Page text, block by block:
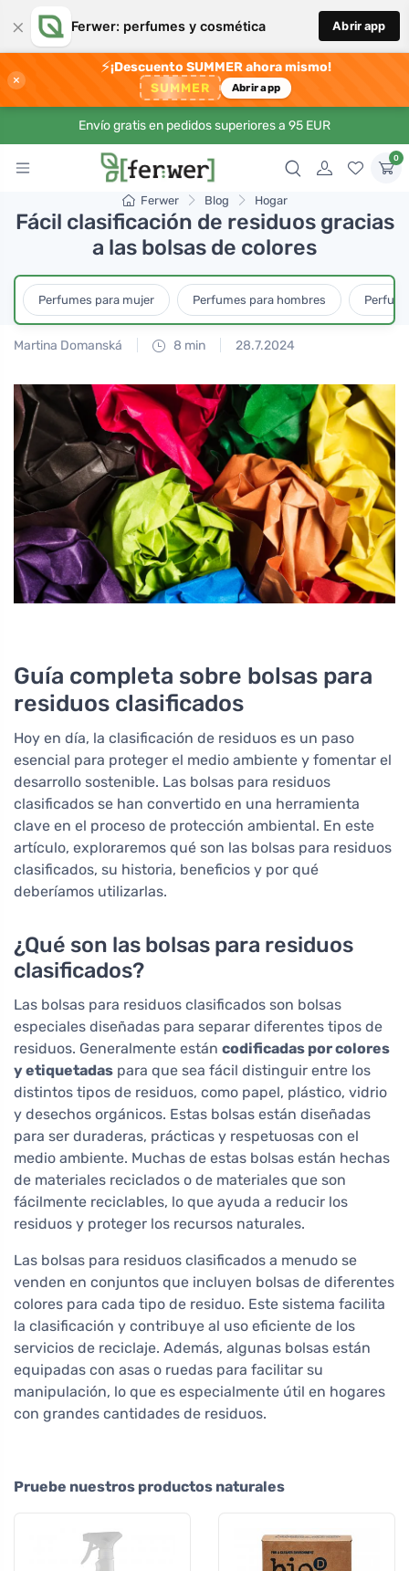
× Ferwer: perfumes y cosmética Abrir app
×
⚡¡Descuento SUMMER ahora mismo!
SUMMER Abrir app
Envío gratis en pedidos superiores a 95 EUR
0
Ferwer Blog Hogar
Fácil clasificación de residuos gracias
a las bolsas de colores
Perfumes para mujer Perfumes para hombres
Martina Domanská 8 min 28.7.2024
Guía completa sobre bolsas para
residuos clasificados
Hoy en día, la clasificación de residuos es un paso
esencial para proteger el medio ambiente y fomentar el
desarrollo sostenible. Las bolsas para residuos
clasificados se han convertido en una herramienta
clave en el proceso de protección ambiental. En este
artículo, exploraremos qué son las bolsas para residuos
clasificados, su historia, beneficios y por qué
deberíamos utilizarlas.
¿Qué son las bolsas para residuos
clasificados?
Las bolsas para residuos clasificados son bolsas
especiales diseñadas para separar diferentes tipos de
residuos. Generalmente están codificadas por colores
y etiquetadas para que sea fácil distinguir entre los
distintos tipos de residuos, como papel, plástico, vidrio
y desechos orgánicos. Estas bolsas están diseñadas
para ser duraderas, prácticas y respetuosas con el
medio ambiente. Muchas de estas bolsas están hechas
de materiales reciclados o de materiales que son
fácilmente reciclables, lo que ayuda a reducir los
residuos y proteger los recursos naturales.
Las bolsas para residuos clasificados a menudo se
venden en conjuntos que incluyen bolsas de diferentes
colores para cada tipo de residuo. Este sistema facilita
la clasificación y contribuye al uso eficiente de los
servicios de reciclaje. Además, algunas bolsas están
equipadas con asas o ruedas para facilitar su
manipulación, lo que es especialmente útil en hogares
con grandes cantidades de residuos.
Pruebe nuestros productos naturales